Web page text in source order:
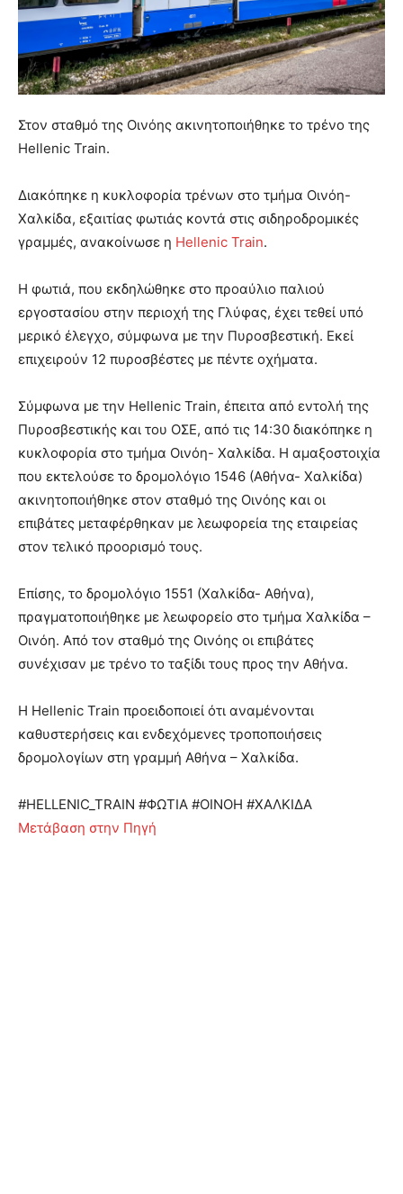
Στον σταθμό της Οινόης ακινητοποιήθηκε το τρένο της
Hellenic Train.
Διακόπηκε η κυκλοφορία τρένων στο τμήμα Οινόη-
Χαλκίδα, εξαιτίας φωτιάς κοντά στις σιδηροδρομικές
γραμμές, ανακοίνωσε η Hellenic Train.
Η φωτιά, που εκδηλώθηκε στο προαύλιο παλιού
εργοστασίου στην περιοχή της Γλύφας, έχει τεθεί υπό
μερικό έλεγχο, σύμφωνα με την Πυροσβεστική. Εκεί
επιχειρούν 12 πυροσβέστες με πέντε οχήματα.
Σύμφωνα με την Hellenic Train, έπειτα από εντολή της
Πυροσβεστικής και του ΟΣΕ, από τις 14:30 διακόπηκε η
κυκλοφορία στο τμήμα Οινόη- Χαλκίδα. Η αμαξοστοιχία
που εκτελούσε το δρομολόγιο 1546 (Αθήνα- Χαλκίδα)
ακινητοποιήθηκε στον σταθμό της Οινόης και οι
επιβάτες μεταφέρθηκαν με λεωφορεία της εταιρείας
στον τελικό προορισμό τους.
Επίσης, το δρομολόγιο 1551 (Χαλκίδα- Αθήνα),
πραγματοποιήθηκε με λεωφορείο στο τμήμα Χαλκίδα –
Οινόη. Από τον σταθμό της Οινόης οι επιβάτες
συνέχισαν με τρένο το ταξίδι τους προς την Αθήνα.
Η Hellenic Train προειδοποιεί ότι αναμένονται
καθυστερήσεις και ενδεχόμενες τροποποιήσεις
δρομολογίων στη γραμμή Αθήνα – Χαλκίδα.
#HELLENIC_TRAIN #ΦΩΤΙΑ #ΟΙΝΟΗ #ΧΑΛΚΙΔΑ
Μετάβαση στην Πηγή